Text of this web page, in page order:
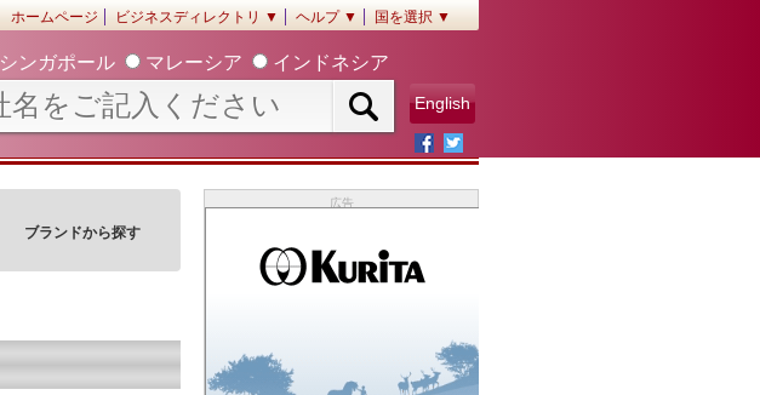
ホームページ ビジネスディレクトリ ▼ ヘルプ ▼ 国を選択 ▼
シンガポール マレーシア インドネシア
English
ブランドから探す
広告